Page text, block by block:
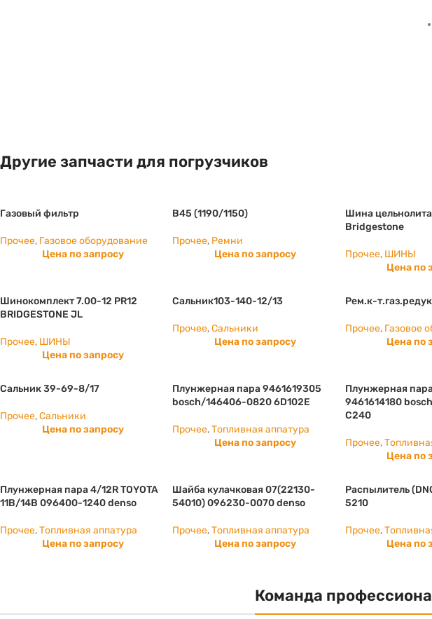
Другие запчасти для погрузчиков
Газовый фильтр
Прочее, Газовое оборудование
Цена по запросу
B45 (1190/1150)
Прочее, Ремни
Цена по запросу
Шина
Bridgestone
Прочее, ШИНЫ
Цена по
Шинокомплект 7.00-12 PR12
BRIDGESTONE JL
Прочее, ШИНЫ
Цена по запросу
Сальник103-140-12/13
Прочее,Сальники
Цена по запросу
Рем.к-
Прочее, Газовое
Цена по
Сальник 39-69-8/17
Прочее,Сальники
Цена по запросу
Плунжерная пара 9461619305
bosch/146406-0820 6D102E
Прочее,Топливная аппатура
Цена по запросу
Плунжерная
9461614180
С240
Прочее,
Цена по
Плунжерная пара 4/12R TOYOTA
11B/14B 096400-1240 denso
Прочее,Топливная аппатура
Цена по запросу
Шайба кулачковая 07(22130-
54010) 096230-0070 denso
Прочее,Топливная аппатура
Цена по запросу
Распылитель
5210
Прочее,
Цена по
Команда